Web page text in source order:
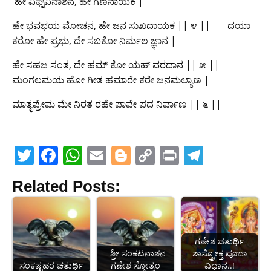
ಹೇ ಭವಭಯ ಮೋಚನ, ಹೇ ಜನ ಸುಖದಾಯಕ || ೪ || ‌ ‌‌ ‌ ‌ ‌ ‌ ದಯಾ
ಕರೋ ಹೇ ಪ್ರಭು, ದೇ ಸಬಕೋ ನಿರ್ಮಲ ಜ್ಞಾನ |
ಹೇ ಸಹಜ ಸಂತ, ದೇ ಹಮ್ ಕೋ ಯಹ್ ವರದಾನ || ೫ || ‌ ‌‌ ‌ ‌
ಮಂಗಲಮಯ ಹೋ ಗೀತ ಹಮಾರೇ ಕರೇ ಜನಮಲ್ಯಾಣ‌ |
ಮಾತೃಪ್ರೇಮ ಮೇ ನಿರತ ರಹೇ ಪಾವೇ ಪದ ನಿರ್ವಾಣ || ೬ ||
T
w
itt
er
F
a
c
e
b
o
W
at
s
A
p
E
ai
l
Bl
g
g
er
C
p
y
Li
n
Pr
t e
gr
a
m
Related Posts:
ಸಂಕಷ್ಟಹರ ಚತುರ್ಥಿ
‌ ‌ ಶ್ರೀ ಸಂಕಟನಾಶನ
ಗಣೇಶ ಸ್ತೋತ್ರಂ
ಗಣೇಶ ಚತುರ್ಥಿ
ಶಾಸ್ತ್ರೋಕ್ತ ಪೂಜಾ
ವಿಧಾನ..!